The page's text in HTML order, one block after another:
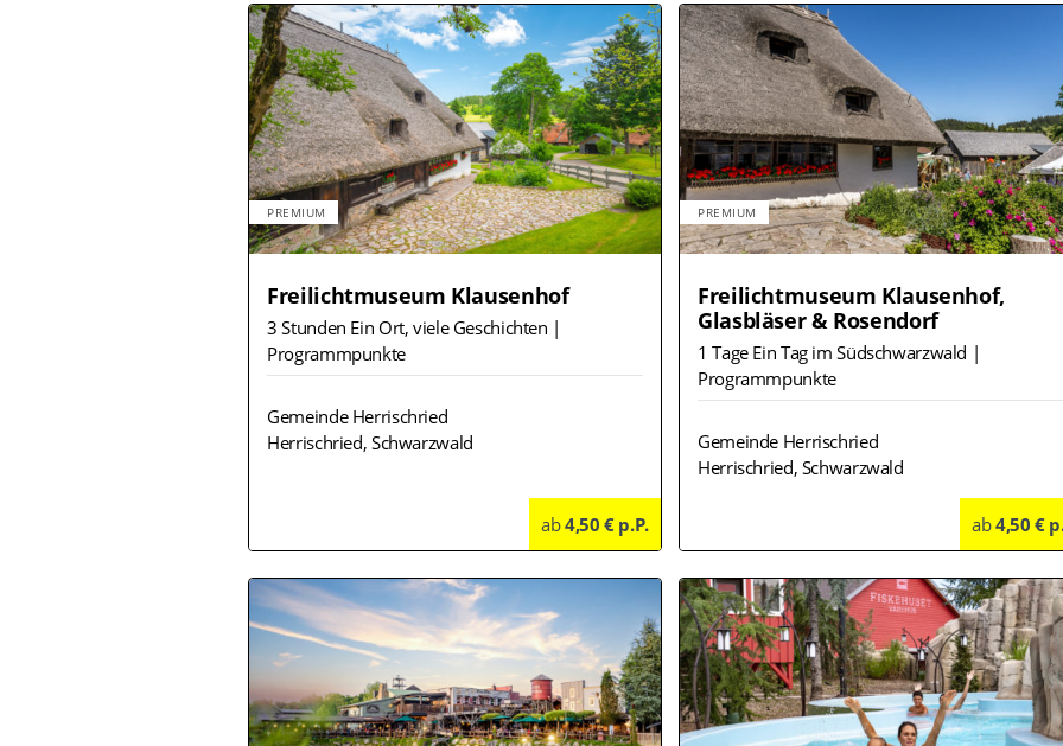
PREMIUM
Freilichtmuseum Klausenhof
3 Stunden Ein Ort, viele Geschichten |
Programmpunkte
Gemeinde Herrischried
Herrischried, Schwarzwald
Details
ab4,50 € p.P.
PREMIUM
Freilichtmuseum Klausenhof,
Glasbläser & Rosendorf
1 Tage Ein Tag im Südschwarzwald |
Programmpunkte
Gemeinde Herrischried
Herrischried, Schwarzwald
ab4,50 €